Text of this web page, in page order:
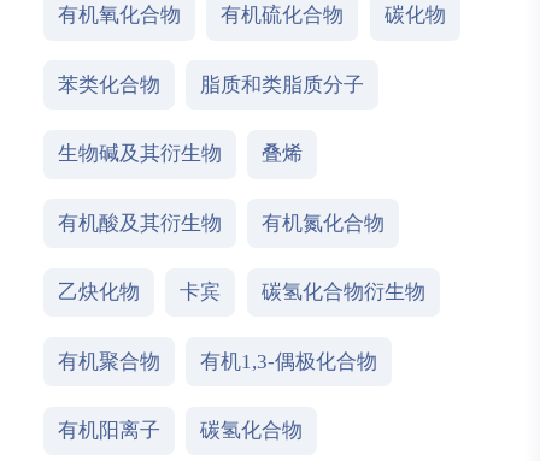
有机氧化合物 有机硫化合物 碳化物
苯类化合物 脂质和类脂质分子
生物碱及其衍生物 叠烯
有机酸及其衍生物 有机氮化合物
乙炔化物 卡宾 碳氢化合物衍生物
有机聚合物 有机1,3-偶极化合物
有机阳离子 碳氢化合物